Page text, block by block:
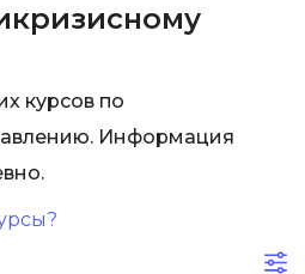
курсов по
Информация